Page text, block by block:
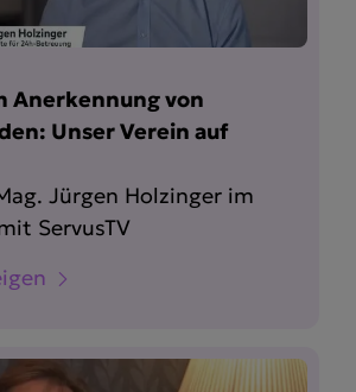
Anerkennung von
Unser Verein auf
Jürgen Holzinger im
ServusTV